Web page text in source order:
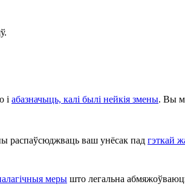
і абазначыць, калі былі нейкія змены. Вы
распаўсюджваць ваш унёсак пад гэткай
меры што легальна